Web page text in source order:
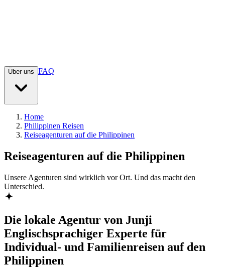
Über uns FAQ
Home
Philippinen Reisen
Reiseagenturen auf die Philippinen
Reiseagenturen auf die Philippinen
Unsere Agenturen sind wirklich vor Ort. Und das macht den
Unterschied.
Die lokale Agentur von Junji
Englischsprachiger Experte für
Individual- und Familienreisen auf den
Philippinen